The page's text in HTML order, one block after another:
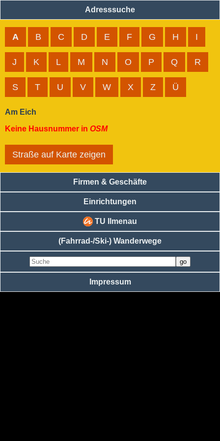
Adresssuche
A B C D E F G H I
J K L M N O P Q R
S T U V W X Z Ü
Am Eich
Keine Hausnummer in OSM
Straße auf Karte zeigen
Firmen & Geschäfte
Einrichtungen
TU Ilmenau
(Fahrrad-/Ski-) Wanderwege
Impressum